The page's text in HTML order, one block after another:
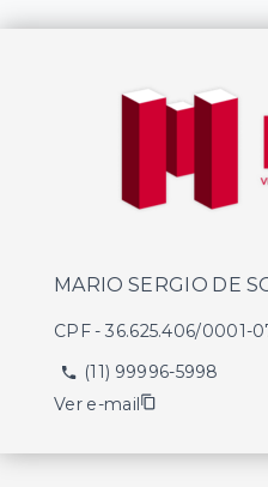
MARIO SERGIO DE
CPF-36.625.406/0001-
(11) 99996-5998
Ver e-mail